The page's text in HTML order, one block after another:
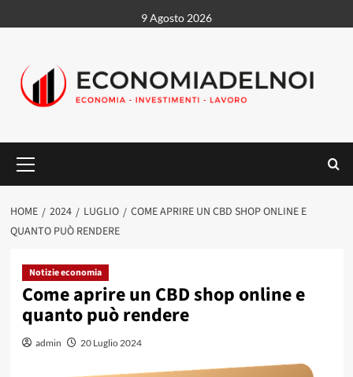
al
9 Agosto 2026
principale
HOME 2024 LUGLIO
COME APRIRE UN CBD SHOP ONLINE E
QUANTO PUÒ RENDERE
Notizie economia
Come aprire un CBD shop online e
quanto può rendere
admin 20 Luglio 2024